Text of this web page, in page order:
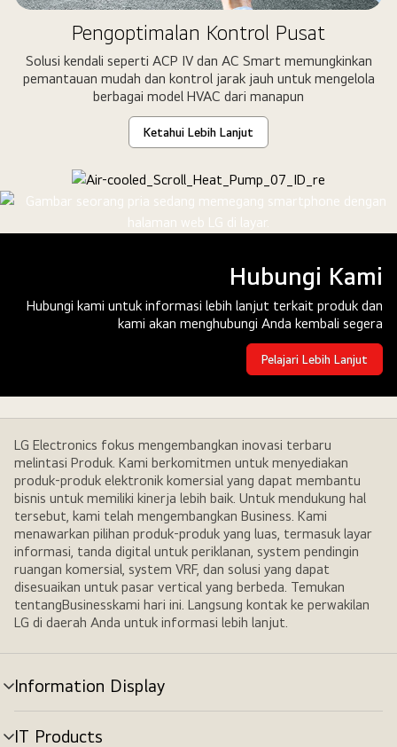
Pengoptimalan Kontrol Pusat
Solusi kendali seperti ACP IV dan AC Smart memungkinkan
pemantauan mudah dan kontrol jarak jauh untuk mengelola
berbagai model HVAC dari manapun
Ketahui Lebih Lanjut
Pilihan Produk Air-cooled Scroll
Chiller
Hubungi Kami
Hubungi kami untuk informasi lebih lanjut terkait produk dan
kami akan menghubungi Anda kembali segera
Hubungi
Kami
Pelajari Lebih Lanjut
LG Electronics fokus mengembangkan inovasi terbaru
melintasi Produk. Kami berkomitmen untuk menyediakan
produk-produk elektronik komersial yang dapat membantu
bisnis untuk memiliki kinerja lebih baik. Untuk mendukung hal
tersebut, kami telah mengembangkan Business. Kami
menawarkan pilihan produk-produk yang luas, termasuk layar
informasi, tanda digital untuk periklanan, system pendingin
ruangan komersial, system VRF, dan solusi yang dapat
disesuaikan untuk pasar vertical yang berbeda. Temukan
tentangBusinesskami hari ini. Langsung kontak ke perwakilan
LG di daerah Anda untuk informasi lebih lanjut.
Information Display
tombol
menu
IT Products
tombol